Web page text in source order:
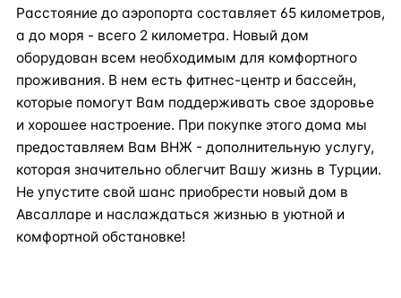
Расстояние до аэропорта составляет 65 километров,
а до моря - всего 2 километра. Новый дом
оборудован всем необходимым для комфортного
проживания. В нем есть фитнес-центр и бассейн,
которые помогут Вам поддерживать свое здоровье
и хорошее настроение. При покупке этого дома мы
предоставляем Вам ВНЖ - дополнительную услугу,
которая значительно облегчит Вашу жизнь в Турции.
Не упустите свой шанс приобрести новый дом в
Авсалларе и наслаждаться жизнью в уютной и
комфортной обстановке!